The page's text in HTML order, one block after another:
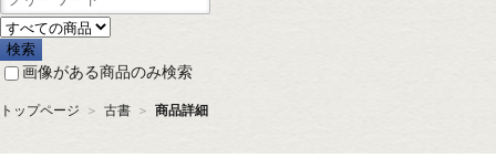
画像がある商品のみ検索
トップページ ＞ 古書 ＞ 商品詳細